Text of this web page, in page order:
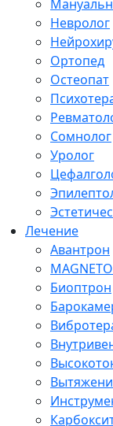
Невролог
Ортопед
Остеопат
Сомнолог
Уролог
Лечение
Авантрон
Биоптрон